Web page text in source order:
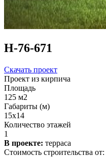
Н-76-671
Скачать проект
Проект из кирпича
Площадь
125 м2
Габариты (м)
15x14
Количество этажей
1
В проекте: терраса
Стоимость строительства от: